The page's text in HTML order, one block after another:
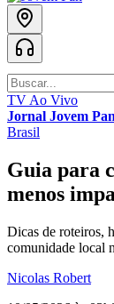
TV Ao Vivo
Jornal Jovem Pan
Brasil
Guia para
menos
Dicas de roteiros,
comunidade local
Nicolas Robert